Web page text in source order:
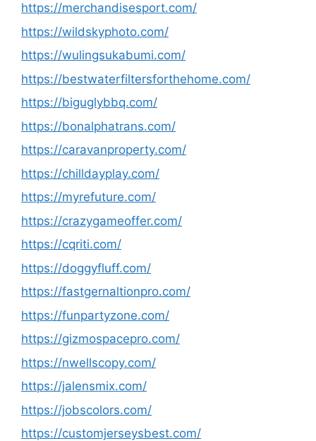
https://merchandisesport.com/
https://wildskyphoto.com/
https://wulingsukabumi.com/
https://bestwaterfiltersforthehome.com/
https://biguglybbq.com/
https://bonalphatrans.com/
https://caravanproperty.com/
https://chilldayplay.com/
https://myrefuture.com/
https://crazygameoffer.com/
https://cqriti.com/
https://doggyfluff.com/
https://fastgernaltionpro.com/
https://funpartyzone.com/
https://gizmospacepro.com/
https://nwellscopy.com/
https://jalensmix.com/
https://jobscolors.com/
https://customjerseysbest.com/